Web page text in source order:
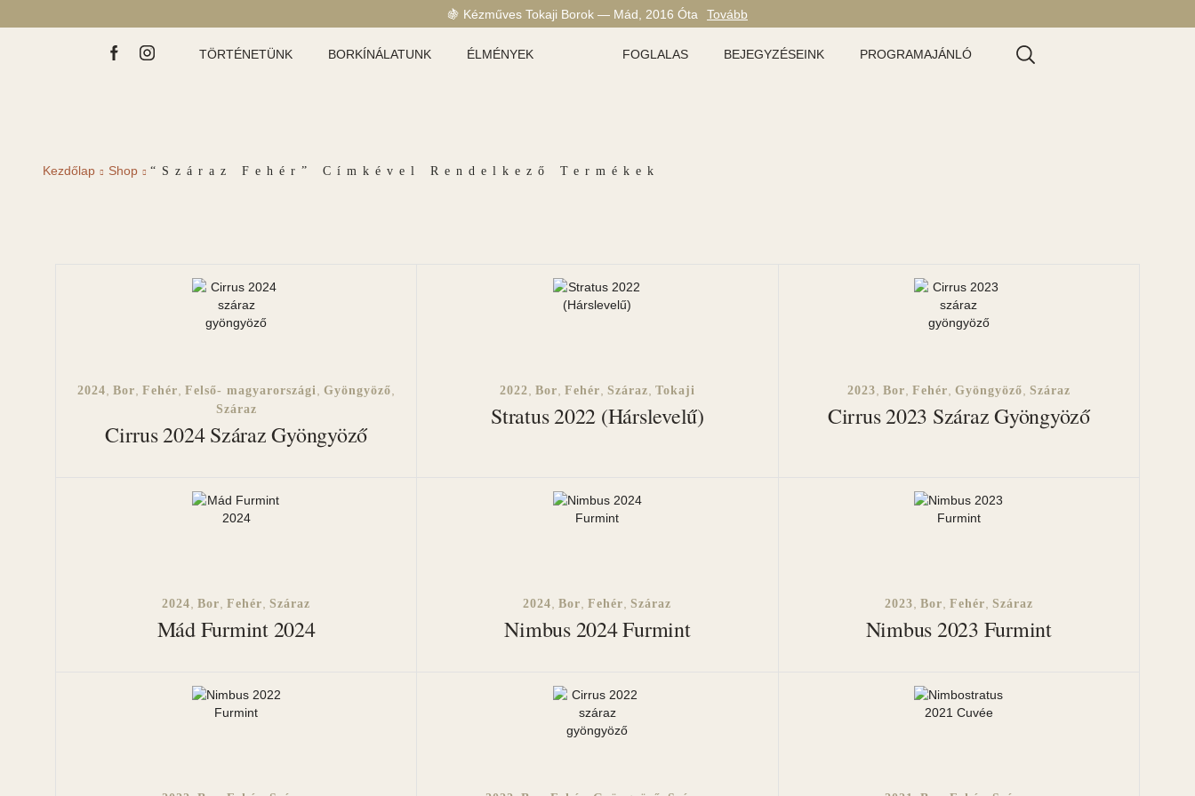
🍇 Kézműves Tokaji Borok — Mád, 2016 Óta Tovább
TÖRTÉNETÜNK BORKÍNÁLATUNK ÉLMÉNYEK FOGLALAS BEJEGYZÉSEINK PROGRAMAJÁNLÓ
Kezdőlap Shop “száraz Fehér” Címkével Rendelkező Termékek
2024 ,Bor ,Fehér ,Felső- magyarországi ,Gyöngyöző
Száraz
Cirrus 2024 Száraz Gyöngyöző
2022 Bor Fehér Száraz Tokaji
Stratus 2022 (Hárslevelű)
2023 Bor Fehér Gyöngyöző Száraz
Cirrus 2023 Száraz Gyöngyöző
2024 ,Bor ,Fehér ,Száraz
Mád Furmint 2024
2024 ,Bor ,Fehér ,Száraz
Nimbus 2024 Furmint
2023 Bor Fehér Száraz
Nimbus 2023 Furmint
HASZNOS LINKEK